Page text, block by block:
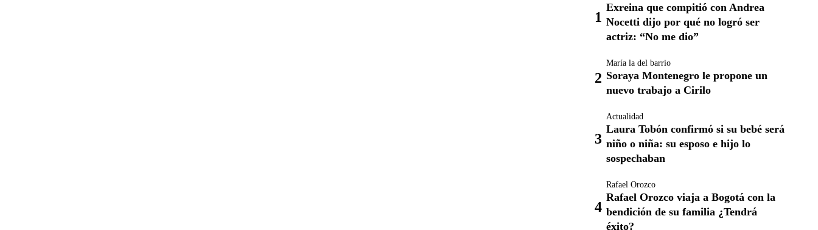
Exreina que compitió con Andrea
Nocetti dijo por qué no logró ser
actriz: “No me dio”
María la del barrio
Soraya Montenegro le propone un
nuevo trabajo a Cirilo
Actualidad
Laura Tobón confirmó si su bebé será
niño o niña: su esposo e hijo lo
sospechaban
Rafael Orozco
Rafael Orozco viaja a Bogotá con la
bendición de su familia ¿Tendrá
éxito?